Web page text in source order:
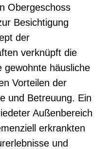
Obergeschoss
Besichtigung
der
verknüpft die
gewohnte häusliche
Vorteilen der
und Betreuung. Ein
Außenbereich
erkrankten
und